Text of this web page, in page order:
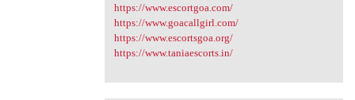
https://www.escortgoa.com/
https://www.goacallgirl.com/
https://www.escortsgoa.org/
https://www.taniaescorts.in/